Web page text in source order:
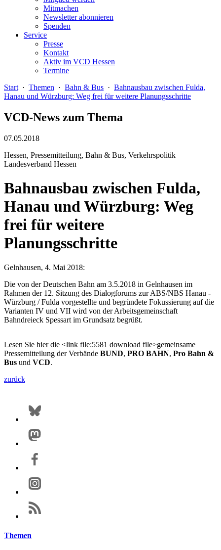
Mitmachen
Newsletter abonnieren
Spenden
Service
Presse
Kontakt
Aktiv im VCD Hessen
Termine
Start · Themen · Bahn & Bus · Bahnausbau zwischen Fulda,
Hanau und Würzburg: Weg frei für weitere Planungsschritte
VCD-News zum Thema
07.05.2018
Hessen, Pressemitteilung, Bahn & Bus, Verkehrspolitik
Landesverband Hessen
Bahnausbau zwischen Fulda,
Hanau und Würzburg: Weg
frei für weitere
Planungsschritte
Gelnhausen, 4. Mai 2018:
Die von der Deutschen Bahn am 3.5.2018 in Gelnhausen im
Rahmen der 12. Sitzung des Dialogforums zur ABS/NBS Hanau -
Würzburg / Fulda vorgestellte und begründete Fokussierung auf die
Varianten IV und VII wird von der Arbeitsgemeinschaft
Bahndreieck Spessart im Grundsatz begrüßt.
Lesen Sie hier die <link file:5581 download file>gemeinsame
Pressemitteilung der Verbände BUND, PRO BAHN, Pro Bahn &
Bus und VCD.
zurück
Themen